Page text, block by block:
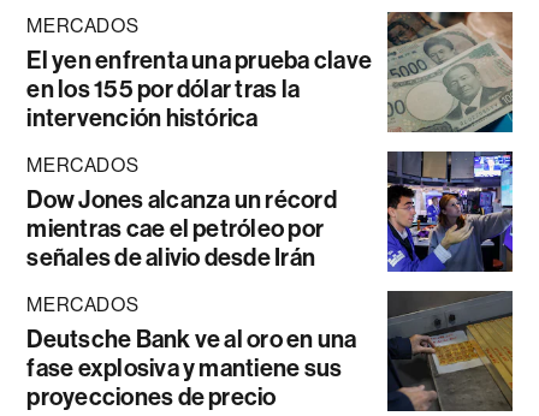
MERCADOS
El yen enfrenta una prueba clave
en los 155 por dólar tras la
intervención histórica
MERCADOS
Dow Jones alcanza un récord
mientras cae el petróleo por
señales de alivio desde Irán
MERCADOS
Deutsche Bank ve al oro en una
fase explosiva y mantiene sus
proyecciones de precio